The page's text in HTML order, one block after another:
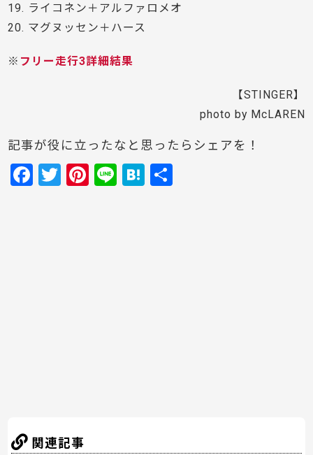
19. ライコネン＋アルファロメオ
20. マグヌッセン＋ハース
※ フリー走行3詳細結果
【STINGER】
photo by McLAREN
記事が役に立ったなと思ったらシェアを！
F
T
Pi Li H
関連記事